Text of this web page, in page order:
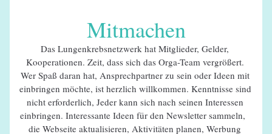
Mitmachen
Das Lungenkrebsnetzwerk hat Mitglieder, Gelder,
Kooperationen. Zeit, dass sich das Orga-Team vergrößert.
Wer Spaß daran hat, Ansprechpartner zu sein oder Ideen mit
einbringen möchte, ist herzlich willkommen. Kenntnisse sind
nicht erforderlich, Jeder kann sich nach seinen Interessen
einbringen. Interessante Ideen für den Newsletter sammeln,
die Webseite aktualisieren, Aktivitäten planen, Werbung